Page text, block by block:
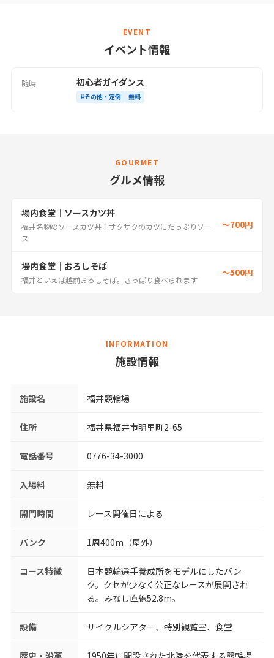
EVENT
イベント情報
随時 初心者ガイダンス
#その他・定例 無料
GOURMET
グルメ情報
場内食堂｜ソースカツ丼
福井名物のソースカツ丼！サクサクのカツにたっぷりソー
ス
〜700円
場内食堂｜おろしそば
福井といえば越前おろしそば。さっぱり食べられます
〜500円
INFORMATION
施設情報
施設名 福井競輪場
住所 福井県福井市明里町2-65
電話番号 0776-34-3000
入場料 無料
開門時間 レース開催日による
バンク 1周400m（屋外）
コース特徴
日本競輪選手養成所をモデルにしたバン
ク。クセが少なく公正なレースが展開され
る。みなし直線52.8m。
設備 サイクルシアター、特別観覧室、食堂
歴史・沿革 1950年に開設された北陸を代表する競輪場